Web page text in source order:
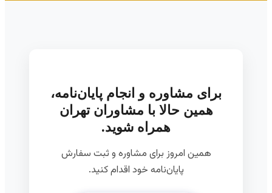
برای مشاوره و انجام پایان‌نامه،
همین حالا با مشاوران تهران
همراه شوید.
همین امروز برای مشاوره و ثبت سفارش
پایان‌نامه خود اقدام کنید.